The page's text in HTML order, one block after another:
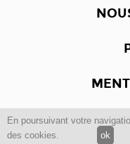
En poursuivant votre
des cookies.
ok
Copyright © 2012 -